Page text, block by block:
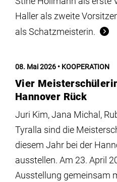
Haller als zweite
als Schatzmeisterin.
08. Mai 2026 KOOPERATION
Vier
Hannover Rück
Juri Kim, Jana Michal,
Tyralla sind die
diesem Jahr bei der
ausstellen. Am 23. April
Ausstellung gemeinsam